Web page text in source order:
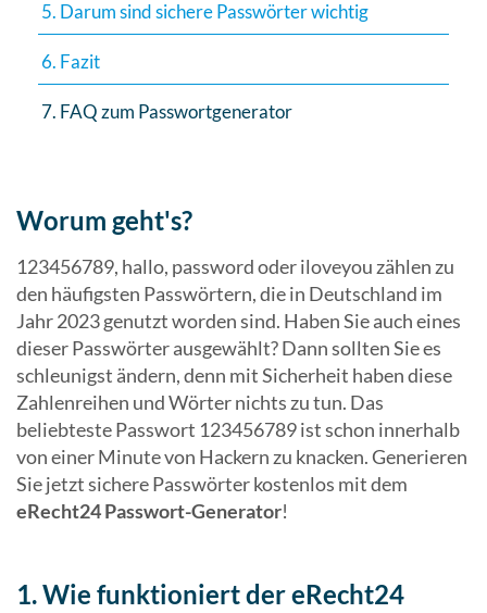
5. Darum sind sichere Passwörter wichtig
6. Fazit
7. FAQ zum Passwortgenerator
Worum geht's?
123456789, hallo, password oder iloveyou zählen zu
den häufigsten Passwörtern, die in Deutschland im
Jahr 2023 genutzt worden sind. Haben Sie auch eines
dieser Passwörter ausgewählt? Dann sollten Sie es
schleunigst ändern, denn mit Sicherheit haben diese
Zahlenreihen und Wörter nichts zu tun. Das
beliebteste Passwort 123456789 ist schon innerhalb
von einer Minute von Hackern zu knacken. Generieren
Sie jetzt sichere Passwörter kostenlos mit dem
eRecht24 Passwort-Generator!
1. Wie funktioniert der eRecht24